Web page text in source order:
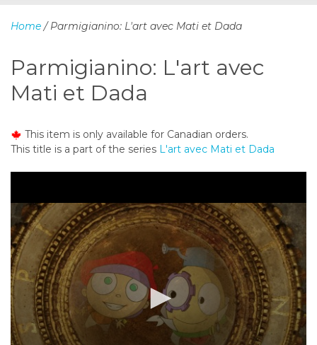
k
c
t
e
n
Home / Parmigianino: L'art avec Mati et Dada
Parmigianino: L'art avec
Mati et Dada
This item is only available for Canadian orders.
This title is a part of the series L'art avec Mati et Dada